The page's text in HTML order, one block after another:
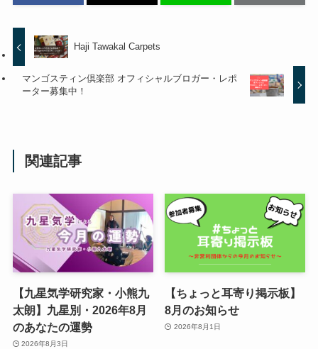
Haji Tawakal Carpets
マンゴスティン倶楽部 オフィシャルブロガー・レポ
ーター募集中！
関連記事
【九星気学研究家・小熊九
太朗】九星別・2026年8月
のあなたの運勢
2026年8月3日
【ちょっと耳寄り掲示板】
8月のお知らせ
2026年8月1日